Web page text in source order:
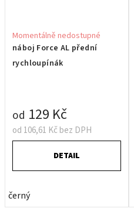
náboj Force AL přední
rychloupínák
Momentálně nedostupné
od 106,61 Kč bez DPH
od 129 Kč
DETAIL
černý